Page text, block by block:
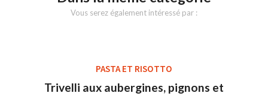
Vous serez également intéressé par :
PASTA ET RISOTTO
Trivelli aux aubergines, pignons et